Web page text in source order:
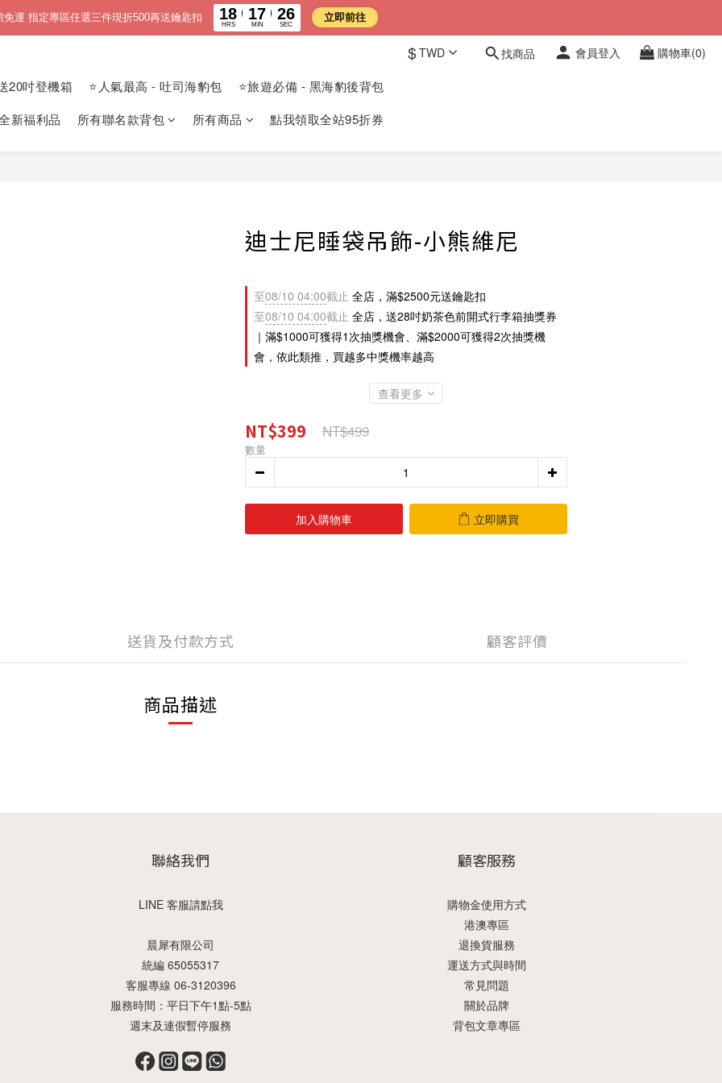
$TWD 找商品 會員登入 購物車(0)
20吋登機箱 ⭐人氣最高 - 吐司海豹包
⭐旅遊必備 - 黑海豹後背包
新福利品
所有聯名款背包 所有商品 點我領取全站95折券
迪士尼睡袋吊飾-小熊維尼
至08/10 04:00截止 全店，滿$2500元送鑰匙扣
至08/10 04:00截止 全店，送28吋奶茶色前開式行李箱抽獎券
｜滿$1000可獲得1次抽獎機會、滿$2000可獲得2次抽獎機
會，依此類推，買越多中獎機率越高
查看更多
NT$399 NT$499
數量
加入購物車 立即購買
送貨及付款方式 顧客評價
商品描述
聯絡我們
LINE 客服請點我
晨犀有限公司
統編 65055317
客服專線 06-3120396
服務時間：平日下午1點-5點
週末及連假暫停服務
顧客服務
購物金使用方式
港澳專區
退換貨服務
運送方式與時間
常見問題
關於品牌
背包文章專區
免運 指定專區任選三件現折500再送鑰匙扣 18
HRS
17
MIN
26
SEC
立即前往